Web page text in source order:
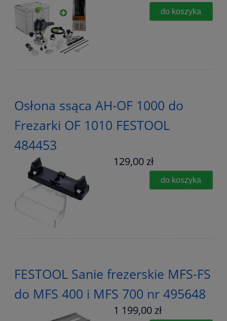
do koszyka
Osłona ssąca AH-OF 1000 do
Frezarki OF 1010 FESTOOL
484453
129,00 zł
do koszyka
FESTOOL Sanie frezerskie MFS-FS
do MFS 400 i MFS 700 nr 495648
1 199,00 zł